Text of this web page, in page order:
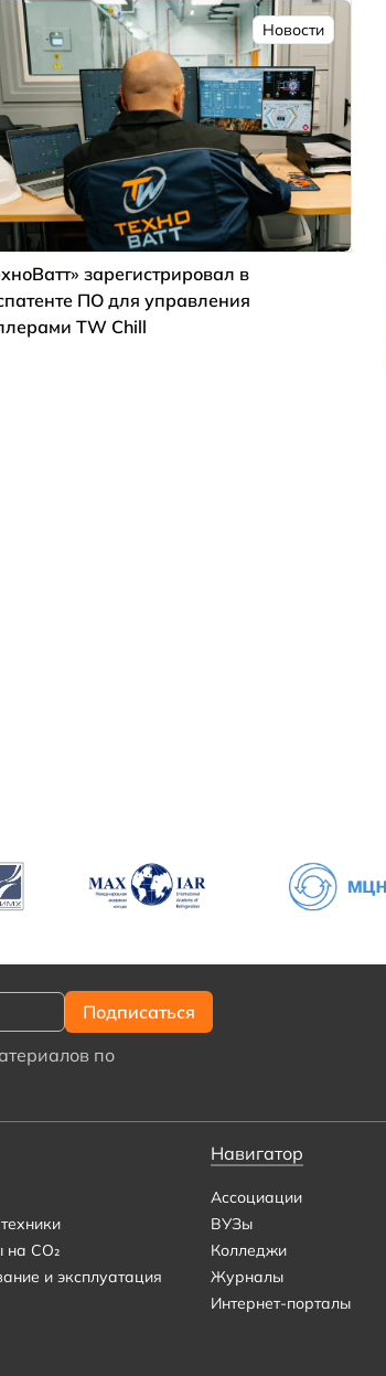
Новости
зарегистрировал в
ПО для управления
TW Chill
по
на CO₂
и эксплуатация
Навигатор
Ассоциации
ВУЗы
Колледжи
Журналы
Интернет-порталы